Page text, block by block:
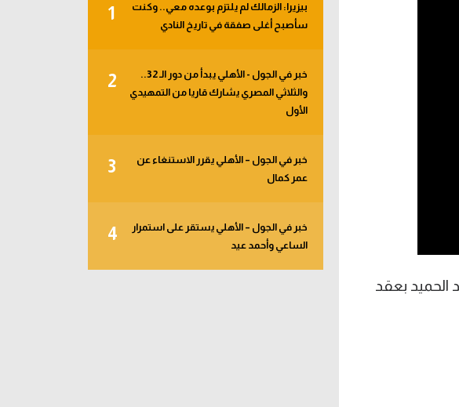
انتقال عبد الحميد بعقد
1
بيزيرا: الزمالك لم يلتزم بوعده معي.. وكنت
سأصبح أغلى صفقة في تاريخ النادي
2
خبر في الجول - الأهلي يبدأ من دور الـ 32..
والثلاثي المصري يشارك قاريا من التمهيدي
الأول
3
خبر في الجول – الأهلي يقرر الاستنغاء عن
عمر كمال
4
خبر في الجول – الأهلي يستقر على استمرار
الساعي وأحمد عيد